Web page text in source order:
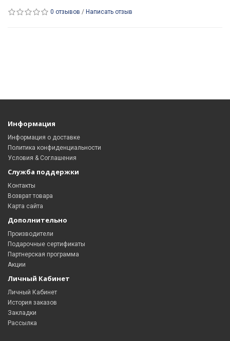
0 отзывов / Написать отзыв
Информация
Информация о доставке
Политика конфиденциальности
Условия & Соглашения
Служба поддержки
Контакты
Возврат товара
Карта сайта
Дополнительно
Производители
Подарочные сертификаты
Партнерская программа
Акции
Личный Кабинет
Личный Кабинет
История заказов
Закладки
Рассылка